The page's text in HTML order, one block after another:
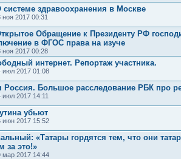
здравоохранения в Москве
ноя 2017 00:31
Обращение к Президенту РФ
в ФГОС права на изуче
ноя 2017 00:28
интернет. Репортаж участника.
июл 2017 01:08
Россия. Большое расследование РБК про
июл 2017 14:11
убьют
июн 2017 15:52
«Татары гордятся тем, что они
за это!»
мар 2017 14:44